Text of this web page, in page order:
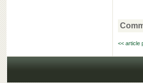
<< article